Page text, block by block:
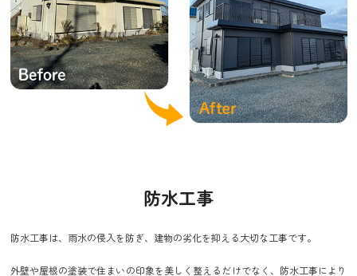
防水工事
防水工事は、雨水の侵入を防ぎ、建物の劣化を抑える大切な工事です。
外壁や屋根の塗装で住まいの印象を美しく整えるだけでなく、防水工事により